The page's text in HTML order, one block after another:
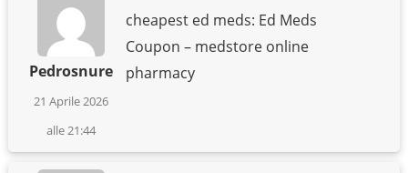
Pedrosnure
21 Aprile 2026
alle 21:44
cheapest ed meds: Ed Meds
Coupon – medstore online
pharmacy